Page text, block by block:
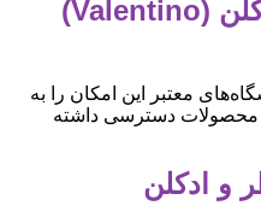
خرید آنلاین عطر و ادکلن (Valentino)
معتبر این امکان را به
محصولات دسترسی داشته
و ادکلن